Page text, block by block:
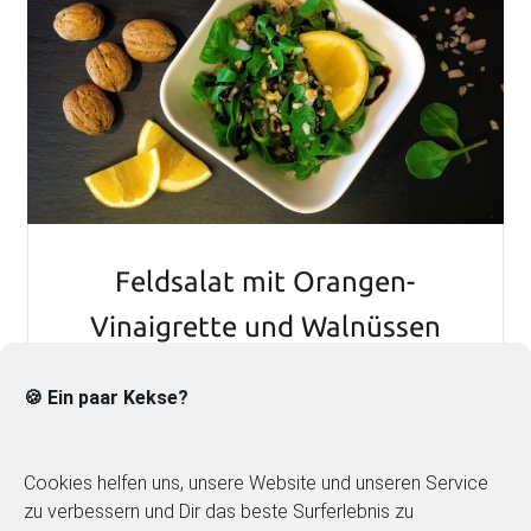
🍪 Ein paar Kekse?
Cookies helfen uns, unsere Website und unseren Service
zu verbessern und Dir das beste Surferlebnis zu
Feldsalat mit Orangen-
Vinaigrette und Walnüssen